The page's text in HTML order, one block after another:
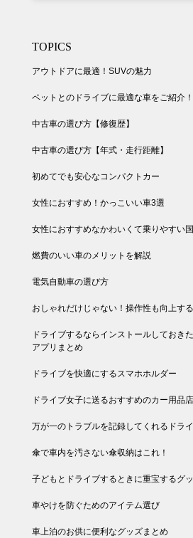
TOPICS
アウトドアに最適！SUVの魅力
ペットとのドライブに最適な車をご紹介！
中古車の選び方【修復歴】
中古車の選び方【年式・走行距離】
初めてでも安心なコンパクトカー
女性におすすめ！かっこいい車3選
女性におすすめなかわいくて乗りやすい
燃費のいい車のメリットを解説
電気自動車の選び方
おしゃれだけじゃない！操作性も向上す
ドライブするならインストールしておき
アプリまとめ
ドライブを快適にするスマホホルダー
ドライブ女子に送るおすすめのカー用品
万が一のトラブルを記録してくれるドラ
傘で車内を汚さない傘収納はこれ！
子どもとドライブするときに重宝するグ
車やけを防ぐためのアイテム選び
車上泊のお供に便利なグッズまとめ